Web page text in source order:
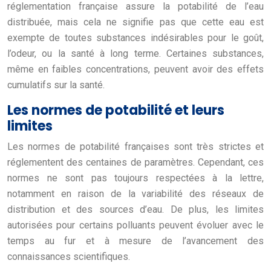
réglementation française assure la potabilité de l’eau
distribuée, mais cela ne signifie pas que cette eau est
exempte de toutes substances indésirables pour le goût,
l’odeur, ou la santé à long terme. Certaines substances,
même en faibles concentrations, peuvent avoir des effets
cumulatifs sur la santé.
Les normes de potabilité et leurs
limites
Les normes de potabilité françaises sont très strictes et
réglementent des centaines de paramètres. Cependant, ces
normes ne sont pas toujours respectées à la lettre,
notamment en raison de la variabilité des réseaux de
distribution et des sources d’eau. De plus, les limites
autorisées pour certains polluants peuvent évoluer avec le
temps au fur et à mesure de l’avancement des
connaissances scientifiques.